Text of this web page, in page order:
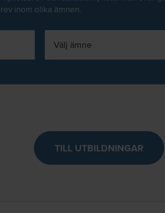
inom olika ämnen.
Välj ämne
TILL UTBILDNINGAR